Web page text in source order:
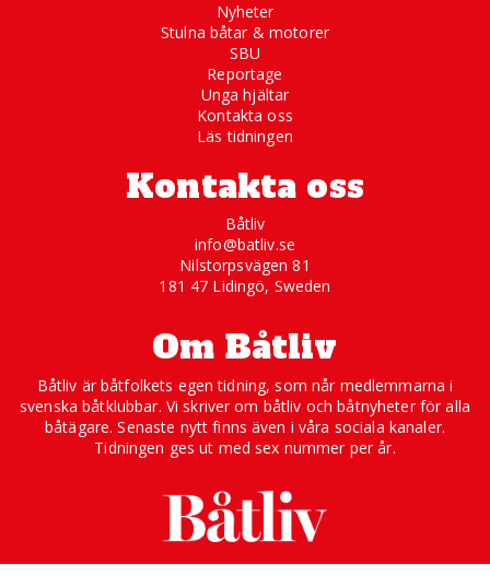
Nyheter
Stulna båtar & motorer
SBU
Reportage
Unga hjältar
Kontakta oss
Läs tidningen
Kontakta oss
Båtliv
info@batliv.se
Nilstorpsvägen 81
181 47 Lidingö, Sweden
Om Båtliv
Båtliv är båtfolkets egen tidning, som når medlemmarna i
svenska båtklubbar. Vi skriver om båtliv och båtnyheter för alla
båtägare. Senaste nytt finns även i våra sociala kanaler.
Tidningen ges ut med sex nummer per år.